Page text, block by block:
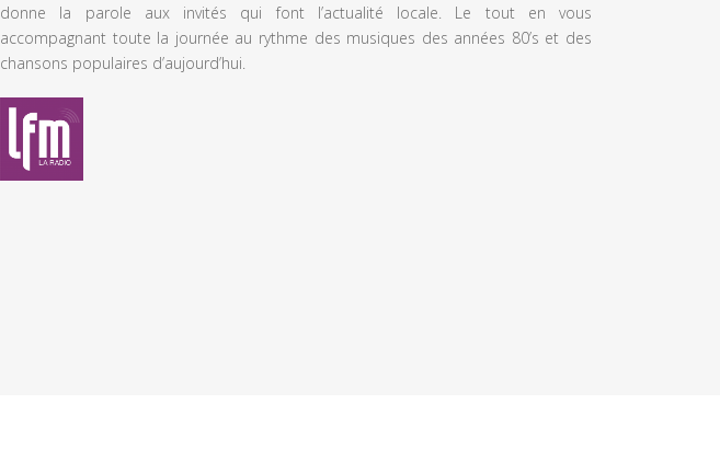
donne la parole aux invités qui font l’actualité locale. Le tout en vous
accompagnant toute la journée au rythme des musiques des années 80’s et des
chansons populaires d’aujourd’hui.